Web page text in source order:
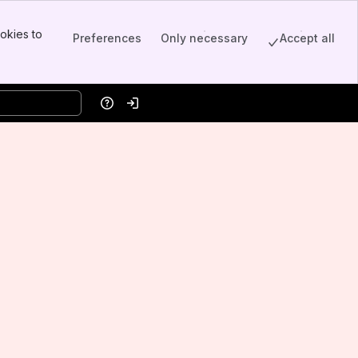
to
Preferences Only necessary Accept all
HelpLog in